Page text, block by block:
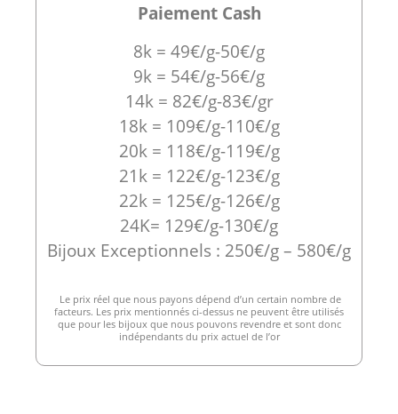
Paiement Cash
8k = 49€/g-50€/g
9k = 54€/g-56€/g
14k = 82€/g-83€/gr
18k = 109€/g-110€/g
20k = 118€/g-119€/g
21k = 122€/g-123€/g
22k = 125€/g-126€/g
24K= 129€/g-130€/g
Bijoux Exceptionnels : 250€/g – 580€/g
Le prix réel que nous payons dépend d’un certain nombre de
facteurs. Les prix mentionnés ci-dessus ne peuvent être utilisés
que pour les bijoux que nous pouvons revendre et sont donc
indépendants du prix actuel de l’or